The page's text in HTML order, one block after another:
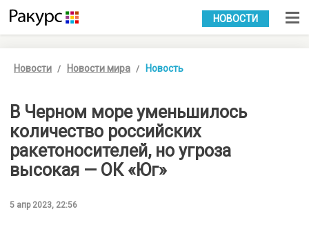
УКР РУС
НОВОСТИ
Новости Новости мира Новость
В Черном море уменьшилось
количество российских
ракетоносителей, но угроза
высокая — ОК «Юг»
5 апр 2023, 22:56